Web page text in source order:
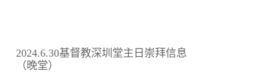
2024.6.30基督教深圳堂主日崇拜信息
（晚堂）